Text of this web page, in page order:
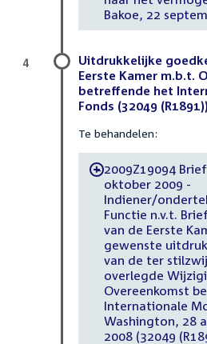
Bakoe, 22
Uitdrukkelijke
Eerste Kamer m.b.t.
betreffende het
Fonds (32049 (R1891))
Te behandelen:
-2009Z19094
oktober 2009 -
Indiener/
Functie n.v.t.
van de Eerste
gewenste
van de ter
overlegde
Overeenkomst
Internationale
Washington, 28
2008 (32049
4